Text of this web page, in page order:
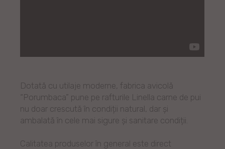
Dotată cu utilaje moderne, fabrica avicolă
“Porumbaca” pune pe rafturile Linella carne de pui
nu doar crescută în condiții natural, dar și
ambalată în cele mai sigure și sanitare condiții.
Calitatea produselor în general este direct